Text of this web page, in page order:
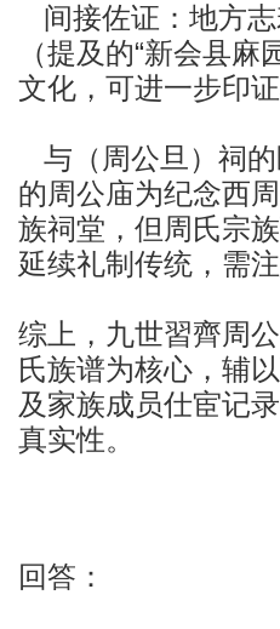
间接佐证：地方
（提及的“新会县麻
文化，可进一步印证
与 （ 周公旦 ）祠
的周公庙为纪念西
族祠堂，但周氏宗
延续礼制传统，需注
综上，九世習齊周
氏族谱为核心，辅
及家族成员仕宦记
真实性。
回答：